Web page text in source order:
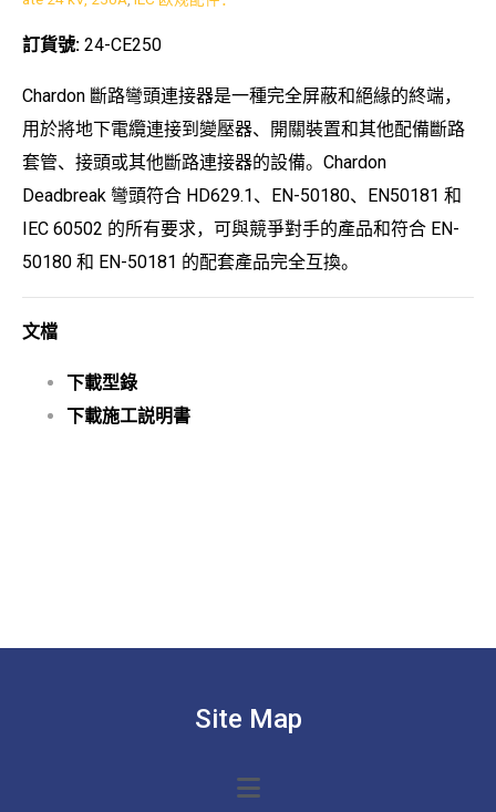
訂貨號: 24-CE250
Chardon 斷路彎頭連接器是一種完全屏蔽和絕緣的終端，
用於將地下電纜連接到變壓器、開關裝置和其他配備斷路
套管、接頭或其他斷路連接器的設備。Chardon
Deadbreak 彎頭符合 HD629.1、EN-50180、EN50181 和
IEC 60502 的所有要求，可與競爭對手的產品和符合 EN-
50180 和 EN-50181 的配套產品完全互換。
文檔
下載型錄
下載施工説明書
Site Map